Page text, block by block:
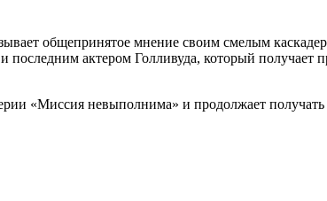
общепринятое мнение своим смелым
актером Голливуда, который получает
«Миссия невыполнима» и продолжает